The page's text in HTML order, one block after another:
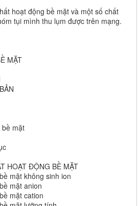
hoạt động bề mặt và một số chất
tụi mình thu lụm được trên mạng.
MẶT
bề mặt
HOẠT ĐỘNG BỀ MẶT
mặt không sinh ion
mặt anion
mặt cation